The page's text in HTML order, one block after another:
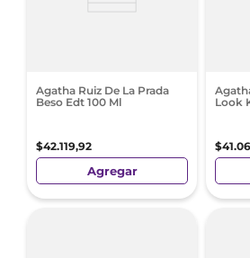
Agatha Ruiz De La Prada
Beso Edt 100 Ml
$42.119,92
Agregar
Look
$41.